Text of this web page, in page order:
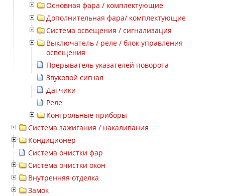
Основная фара / комплектующие
Дополнительная фара/ комплектующие
Система освещения / сигнализация
Выключатель / реле / блок управления
освещения
Прерыватель указателей поворота
Звуковой сигнал
Датчики
Реле
Контрольные приборы
Система зажигания / накаливания
Кондиционер
Система очистки фар
Система очистки окон
Внутренняя отделка
Замок